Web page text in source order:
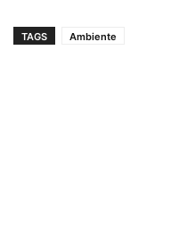
TAGS Ambiente